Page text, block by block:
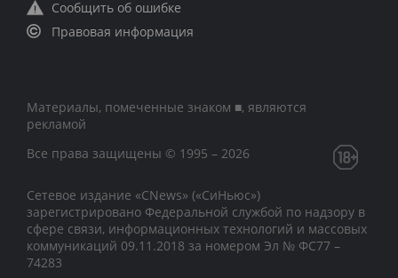
Сообщить об ошибке
Правовая информация
Материалы, помеченные знаком ■, являются
рекламой
Все права защищены © 1995 – 2026
Сетевое издание «CNews» («СиНьюс»)
зарегистрировано Федеральной службой по надзору в
сфере связи, информационных технологий и массовых
коммуникаций 09.11.2018 за номером Эл № ФС77 –
74283